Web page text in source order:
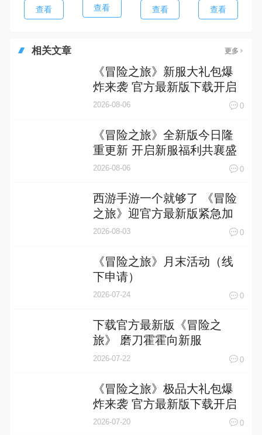
查看 查看 查看 查看
相关文章 更多
《冒险之旅》新服大礼包爆
炸来袭 官方最新版下载开启
2026-08-06 0
《冒险之旅》全新版今日隆
重更新 开启新服福利共襄盛
举
2026-08-06 0
西游手游一个就够了 《冒险
之旅》迎官方最新版紧急加
开新服
2026-08-03 0
《冒险之旅》月末活动（线
下申请）
2026-07-24 0
下载官方最新版《冒险之
旅》 磨刀霍霍向新服
2026-07-22 0
《冒险之旅》极品大礼包爆
炸来袭 官方最新版下载开启
2026-07-20 0